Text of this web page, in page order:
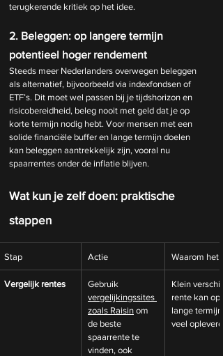
terugkerende kritiek op het idee.
2. Beleggen: op langere termijn
potentieel hoger rendement
Steeds meer Nederlanders overwegen beleggen
als alternatief, bijvoorbeeld via indexfondsen of
ETF’s. Dit moet wel passen bij je tijdshorizon en
risicobereidheid, beleg nooit met geld dat je op
korte termijn nodig hebt. Voor mensen met een
solide financiële buffer en lange termijn doelen
kan beleggen aantrekkelijk zijn, vooral nu
spaarrentes onder de inflatie blijven.
Wat kun je zelf doen: praktische
stappen
Stap Actie Waarom het
Vergelijk rentes
Gebruik
vergelijkingssites
zoals Raisin om
de beste
spaarrente te
vinden, ook
Klein verschil
rente kan op
lange termijn
veel opleveren